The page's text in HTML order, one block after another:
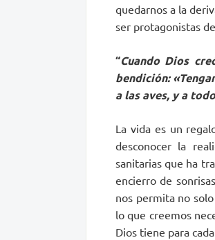
quedarnos a la
ser protagonistas
“Cuando Dios
bendición:
a las aves, y a
La vida es un
desconocer la
sanitarias que ha
encierro de
nos permita no
lo que creemos
Dios tiene para